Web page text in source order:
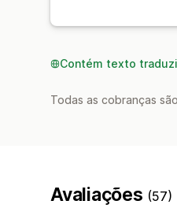
Contém texto
Todas as cobranças
Avaliações (57)